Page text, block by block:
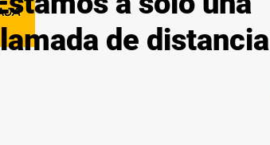
de distancia